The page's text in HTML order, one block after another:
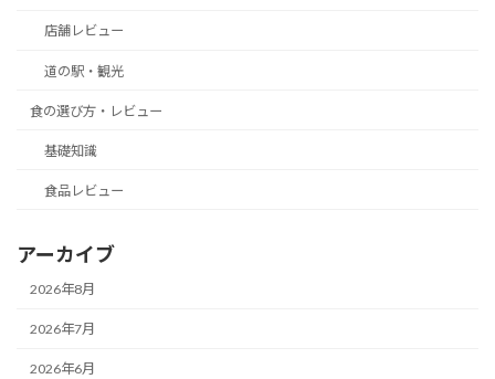
店舗レビュー
道の駅・観光
食の選び方・レビュー
基礎知識
食品レビュー
アーカイブ
2026年8月
2026年7月
2026年6月